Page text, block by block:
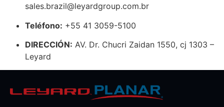
sales.brazil@leyardgroup.com.br
Teléfono: +55 41 3059-5100
DIRECCIÓN: AV. Dr. Chucri Zaidan 1550, cj 1303 –
Leyard